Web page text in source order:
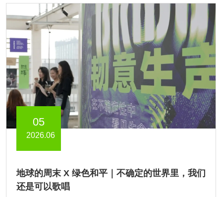
05
2026.06
地球的周末 X 绿色和平｜不确定的世界里，我们
还是可以歌唱